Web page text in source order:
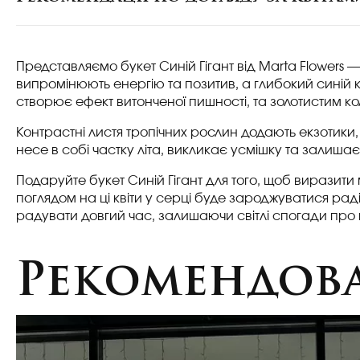
Представляємо букет Синій Гігант від Marta Flowers
випромінюють енергію та позитив, а глибокий синій
створює ефект витонченої пишності, та золотистим
Контрастні листя тропічних рослин додають
несе в собі частку літа, викликає усмішку та залишає
Подаруйте букет Синій Гігант для того, щоб
поглядом на ці квіти у серці буде зароджуватися
радувати довгий час, залишаючи світлі спогади